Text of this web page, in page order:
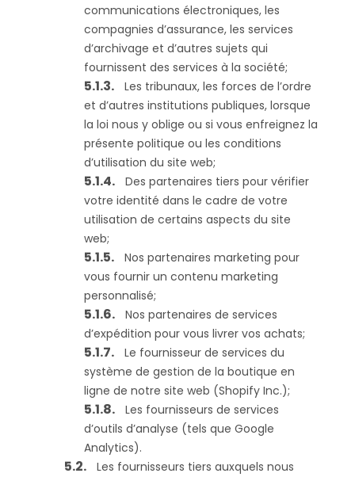
communications électroniques, les
compagnies d’assurance, les services
d’archivage et d’autres sujets qui
fournissent des services à la société;
Les tribunaux, les forces de l’ordre
et d’autres institutions publiques, lorsque
la loi nous y oblige ou si vous enfreignez la
présente politique ou les conditions
d’utilisation du site web;
Des partenaires tiers pour vérifier
votre identité dans le cadre de votre
utilisation de certains aspects du site
web;
Nos partenaires marketing pour
vous fournir un contenu marketing
personnalisé;
Nos partenaires de services
d’expédition pour vous livrer vos achats;
Le fournisseur de services du
système de gestion de la boutique en
ligne de notre site web (Shopify Inc.);
Les fournisseurs de services
d’outils d’analyse (tels que Google
Analytics).
Les fournisseurs tiers auxquels nous